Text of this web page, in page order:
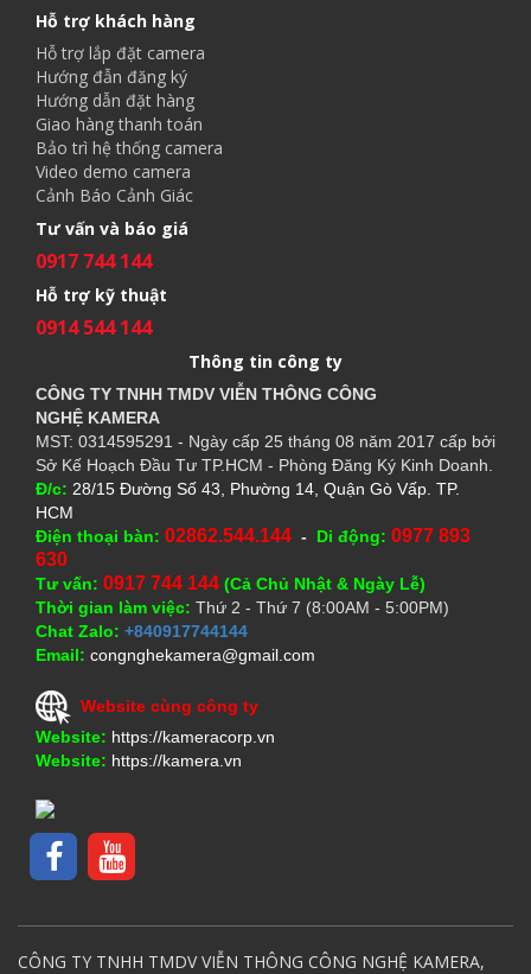
Hỗ trợ khách hàng
Hỗ trợ lắp đặt camera
Hướng đẫn đăng ký
Hướng dẫn đặt hàng
Giao hàng thanh toán
Bảo trì hệ thống camera
Video demo camera
Cảnh Báo Cảnh Giác
Tư vấn và báo giá
0917 744 144
Hỗ trợ kỹ thuật
0914 544 144
Thông tin công ty
CÔNG TY TNHH TMDV VIỄN THÔNG CÔNG
NGHỆ KAMERA
MST: 0314595291 - Ngày cấp 25 tháng 08 năm 2017 cấp bởi
Sở Kế Hoạch Đầu Tư TP.HCM - Phòng Đăng Ký Kinh Doanh.
Đ/c: 28/15 Đường Số 43, Phường 14, Quận Gò Vấp. TP.
HCM
Điện thoại bàn: 02862.544.144 - Di động: 0977 893
630
Tư vấn: 0917 744 144 (Cả Chủ Nhật & Ngày Lễ)
Thời gian làm việc: Thứ 2 - Thứ 7 (8:00AM - 5:00PM)
Chat Zalo: +840917744144
Email: congnghekamera@gmail.com
Website cùng công ty
Website: https://kameracorp.vn
Website: https://kamera.vn
CÔNG TY TNHH TMDV VIỄN THÔNG CÔNG NGHỆ KAMERA,